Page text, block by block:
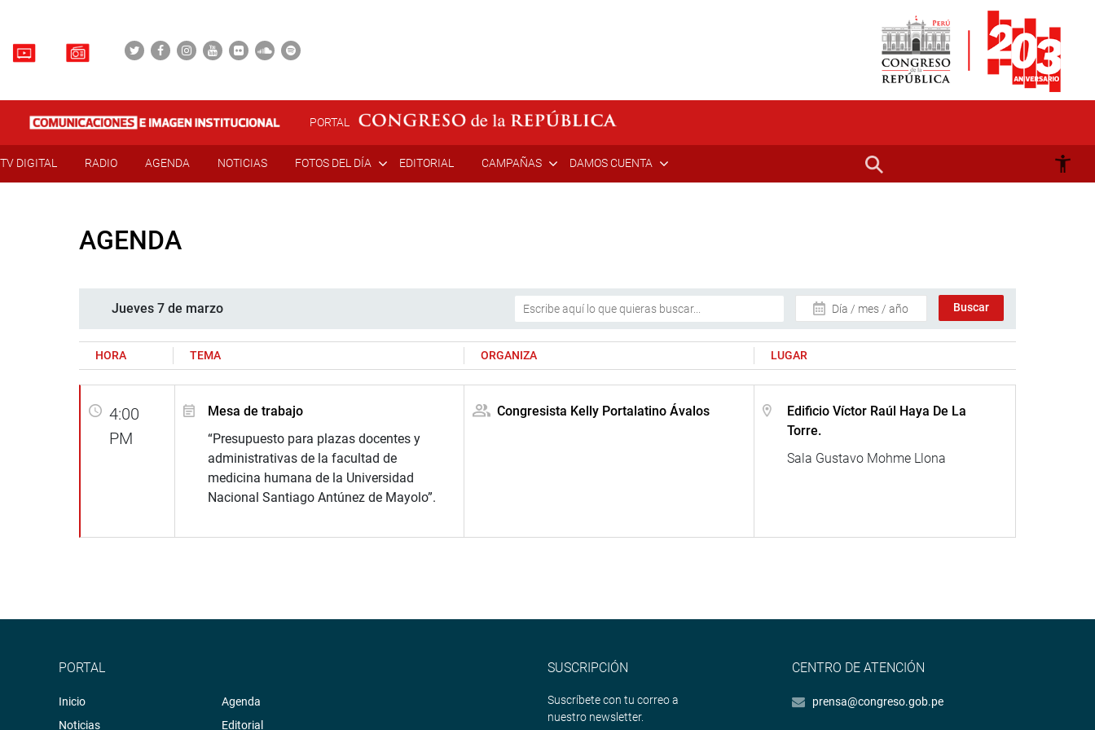
PORTAL
TV DIGITAL RADIO AGENDA NOTICIAS FOTOS DEL DÍA EDITORIAL CAMPAÑAS DAMOS CUENTA
AGENDA
Jueves 7 de marzo Día / mes / año
HORA TEMA ORGANIZA LUGAR
4:00
PM
Mesa de trabajo
“Presupuesto para plazas docentes y
administrativas de la facultad de
medicina humana de la Universidad
Nacional Santiago Antúnez de Mayolo”.
Congresista Kelly Portalatino Ávalos
Edificio Víctor Raúl Haya De La
Torre.
Sala Gustavo Mohme Llona
PORTAL
Inicio
Noticias
Agenda
Editorial
SUSCRIPCIÓN
Suscríbete con tu correo a
nuestro newsletter.
CENTRO DE ATENCIÓN
prensa@congreso.gob.pe